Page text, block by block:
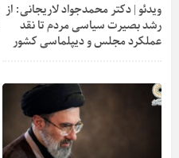
ویدئو | دکتر محمدجواد لاریجانی: از
رشد بصیرت سیاسی مردم تا نقد
عملکرد مجلس و دیپلماسی کشور